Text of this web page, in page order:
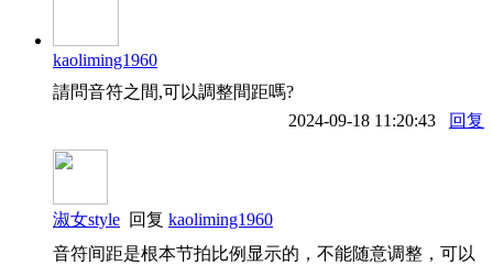
kaoliming1960
請問音符之間,可以調整間距嗎?
2024-09-18 11:20:43
回复
淑女style 回复 kaoliming1960
音符间距是根本节拍比例显示的，不能随意调整，可以